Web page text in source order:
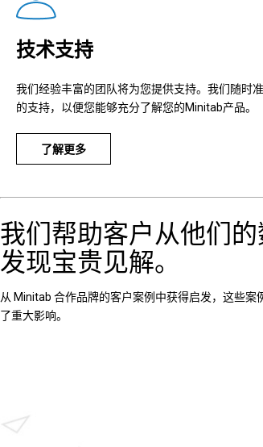
技术支持
我们经验丰富的团队将为您提供支持。我们随时
的支持，以便您能够充分了解您的Minitab产品。
了解更多
我们帮助客户从他们的
发现宝贵见解。
从 Minitab 合作品牌的客户案例中获得启发，这些案
了重大影响。